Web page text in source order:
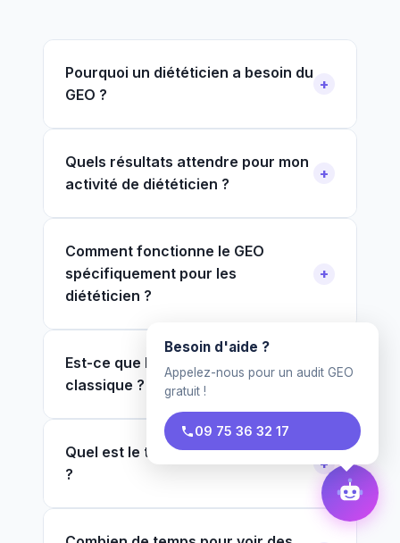
Pourquoi un diététicien a besoin du
GEO ?
Quels résultats attendre pour mon
activité de diététicien ?
Comment fonctionne le GEO
spécifiquement pour les
diététicien ?
Est-ce que le GEO remplace le SEO
classique ?
Quel est le tarif pour un diététicien
?
Besoin d'aide ?
Appelez-nous pour un audit GEO
gratuit !
09 75 36 32 17